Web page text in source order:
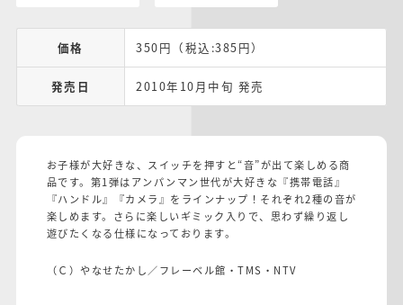
価格 350円（税込:385円）
発売日 2010年10月中旬 発売
お子様が大好きな、スイッチを押すと“音”が出て楽しめる商
品です。第1弾はアンパンマン世代が大好きな『携帯電話』
『ハンドル』『カメラ』をラインナップ！それぞれ2種の音が
楽しめます。さらに楽しいギミック入りで、思わず繰り返し
遊びたくなる仕様になっております。
（Ｃ）やなせたかし／フレーベル館・TMS・NTV